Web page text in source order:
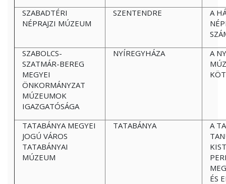
SZABADTÉRI
NÉPRAJZI MÚZEUM
SZENTENDRE
A
SZABOLCS-
SZATMÁR-BEREG
MEGYEI
ÖNKORMÁNYZAT
MÚZEUMOK
IGAZGATÓSÁGA
NYÍREGYHÁZA
A
TATABÁNYA MEGYEI
JOGÚ VÁROS
TATABÁNYAI
MÚZEUM
TATABÁNYA
A
ÉS